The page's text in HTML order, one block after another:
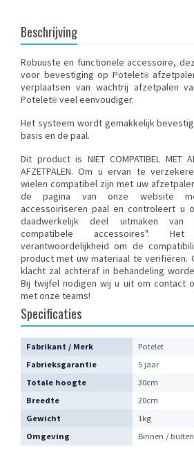
Beschrijving
Robuuste en functionele accessoire,
voor bevestiging op Potelet®
verplaatsen van wachtrij afzetpalen
Potelet® veel eenvoudiger.
Het systeem wordt gemakkelijk
basis en de paal.
Dit product is NIET COMPATIBEL MET
AFZETPALEN. Om u ervan te
wielen compatibel zijn met uw
de pagina van onze website
accessoiriseren paal en controleert u
daadwerkelijk deel uitmaken van
compatibele accessoires".
verantwoordelijkheid om de
product met uw materiaal te verifiëren.
klacht zal achteraf in behandeling
Bij twijfel nodigen wij u uit om contact
met onze teams!
Specificaties
Fabrikant / Merk
Potelet
Fabrieksgarantie
5 jaar
Totale hoogte
30cm
Breedte
20cm
Gewicht
1kg
Omgeving
Binnen /